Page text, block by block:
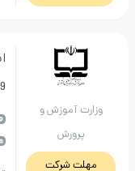
آموزش و
شرکت
استعلام
مغر مسی -
مینیوم سنگین 60وات به
تهران /
برق و